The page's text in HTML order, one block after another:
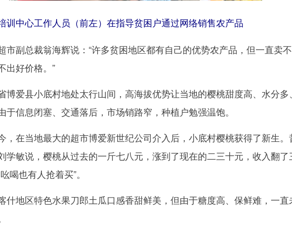
训中心工作人员（前左）在指导贫困户通过网络销售农产品
副总裁翁海辉说：“许多贫困地区都有自己的优势农产品，但一直卖
出好价格。”
爱县小底村地处太行山间，高海拔优势让当地的樱桃甜度高、水分多
于信息闭塞、交通落后，市场销路窄，种植户勉强温饱。
在当地最大的超市博爱新世纪公司介入后，小底村樱桃获得了新生。
学敏说，樱桃从过去的一斤七八元，涨到了现在的二三十元，收入翻了
喝也有人抢着买”。
地区特色水果刀郎土瓜口感香甜鲜美，但由于糖度高、保鲜难，一直